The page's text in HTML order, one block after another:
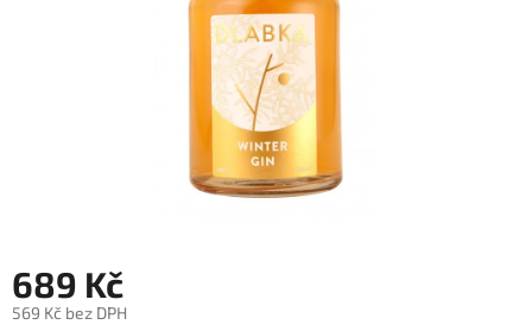
689 Kč
569 Kč bez DPH